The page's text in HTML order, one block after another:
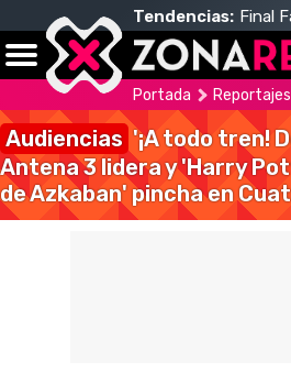
Tendencias: Final
Portada Reportajes
Audiencias '¡A todo tren!
Antena 3 lidera y 'Harry
de Azkaban' pincha en